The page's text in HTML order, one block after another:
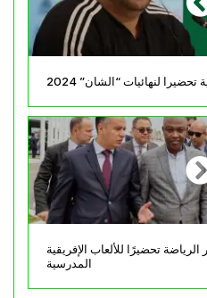
لنهائيات “الشان” 2024
الرياضة تحضيرًا للألعاب الإفريقية
المدرسية